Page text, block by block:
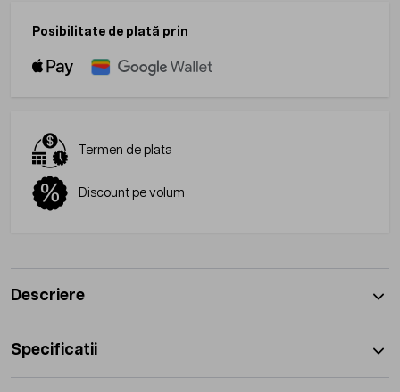
Posibilitate de plată prin
Termen de plata
Discount pe volum
Descriere
Specificatii